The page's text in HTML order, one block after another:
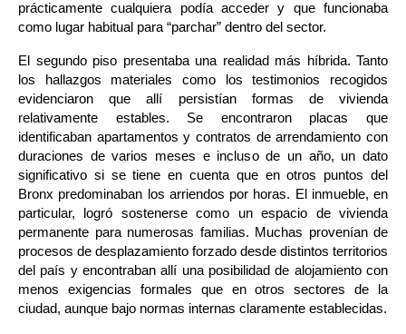
prácticamente cualquiera podía acceder y que funcionaba
como lugar habitual para “parchar” dentro del sector.
El segundo piso presentaba una realidad más híbrida. Tanto
los hallazgos materiales como los testimonios recogidos
evidenciaron que allí persistían formas de vivienda
relativamente estables. Se encontraron placas que
identificaban apartamentos y contratos de arrendamiento con
duraciones de varios meses e incluso de un año, un dato
significativo si se tiene en cuenta que en otros puntos del
Bronx predominaban los arriendos por horas. El inmueble, en
particular, logró sostenerse como un espacio de vivienda
permanente para numerosas familias. Muchas provenían de
procesos de desplazamiento forzado desde distintos territorios
del país y encontraban allí una posibilidad de alojamiento con
menos exigencias formales que en otros sectores de la
ciudad, aunque bajo normas internas claramente establecidas.